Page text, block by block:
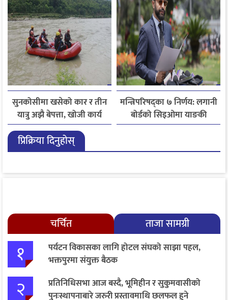
सुनकोसीमा खसेको कार र तीन
यात्रु अझै बेपत्ता, खोजी कार्य
जारी
मन्त्रिपरिषद्का ७ निर्णय: लगानी
बोर्डको सिइओमा याङकी
उक्याव नियुक्त
प्रिक्रिया दिनुहोस्
चर्चित ताजा सामग्री
१
पर्यटन विकासका लागि होटल संघको साझा पहल,
भक्तपुरमा संयुक्त बैठक
२
प्रतिनिधिसभा आज बस्दै, भूमिहीन र सुकुमवासीको
पुनःस्थापनाबारे जरुरी प्रस्तावमाथि छलफल हुने